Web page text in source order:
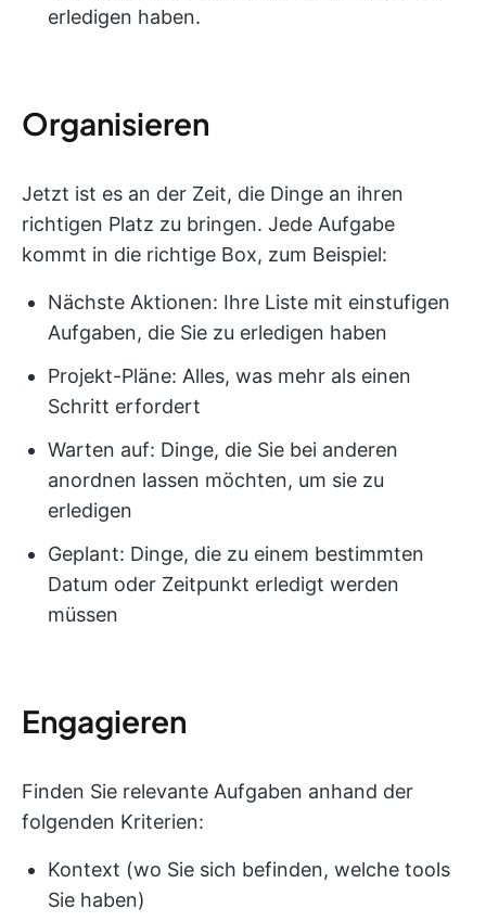
erledigen haben.
Organisieren
Jetzt ist es an der Zeit, die Dinge an ihren
richtigen Platz zu bringen. Jede Aufgabe
kommt in die richtige Box, zum Beispiel:
Nächste Aktionen: Ihre Liste mit einstufigen
Aufgaben, die Sie zu erledigen haben
Projekt-Pläne: Alles, was mehr als einen
Schritt erfordert
Warten auf: Dinge, die Sie bei anderen
anordnen lassen möchten, um sie zu
erledigen
Geplant: Dinge, die zu einem bestimmten
Datum oder Zeitpunkt erledigt werden
müssen
Engagieren
Finden Sie relevante Aufgaben anhand der
folgenden Kriterien:
Kontext (wo Sie sich befinden, welche tools
Sie haben)